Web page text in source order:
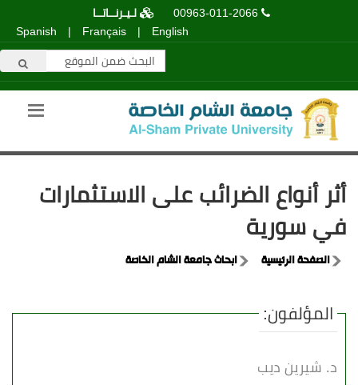
00963-011-2066
لـيـرنــاتــا
English
|
Français
|
Spanish
أثر أنواع الضرائب على الاستثمارات
في سورية
الصفحة الرئيسية ابحاث جامعة الشام الخاصة
المؤلفون:
د. شيرين ديب